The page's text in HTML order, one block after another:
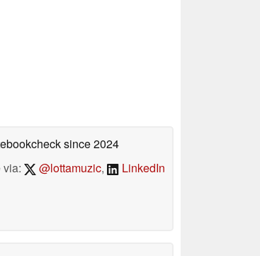
since 2024
via:
@lottamuzic, LinkedIn